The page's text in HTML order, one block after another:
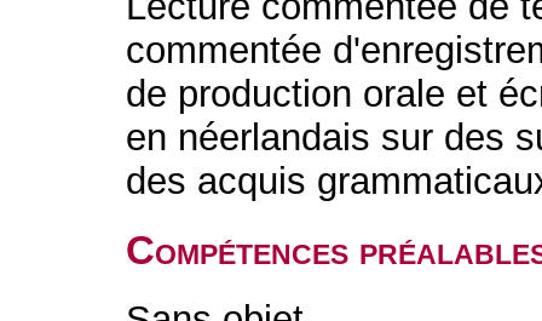
commentée
de production orale et
en néerlandais sur des
des acquis
Compétences